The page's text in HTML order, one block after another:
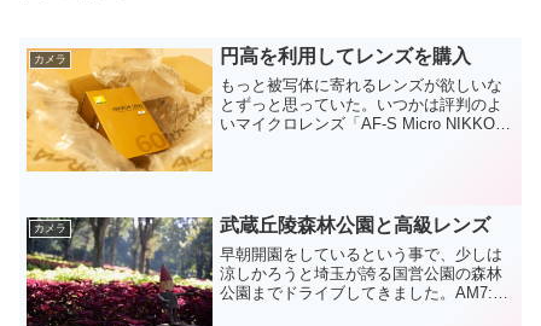
カメラ 円高を利用してレンズを購入
もっと被写体に寄れるレンズが欲しいな
とずっと思っていた。いつかは評判のよ
いマイクロレンズ「AF-S Micro NIKKOR
カメラ 武蔵丘陵森林公園と高級レンズ
早朝開園をしているという事で、少しは
涼しかろうと埼玉が誇る国営公園の森林
公園までドライブしてきました。AM7:00